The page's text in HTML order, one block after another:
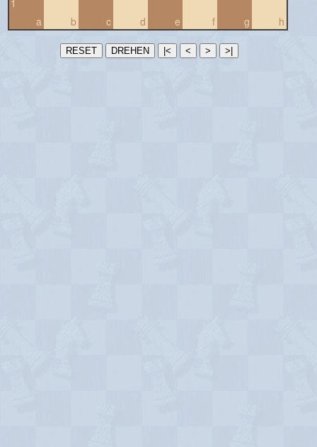
a
1
b
c d e f g h
RESET DREHEN |< < > >|